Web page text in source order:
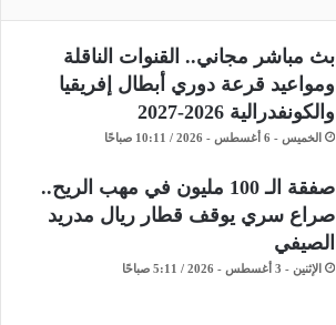
بث مباشر مجاني.. القنوات الناقلة
ومواعيد قرعة دوري أبطال إفريقيا
والكونفدرالية 2026-2027
الخميس - 6 أغسطس - 2026 / 10:11 صباحًا
صفقة الـ 100 مليون في مهب الريح..
صراع سري يوقف قطار ريال مدريد
الصيفي
الإثنين - 3 أغسطس - 2026 / 5:11 صباحًا